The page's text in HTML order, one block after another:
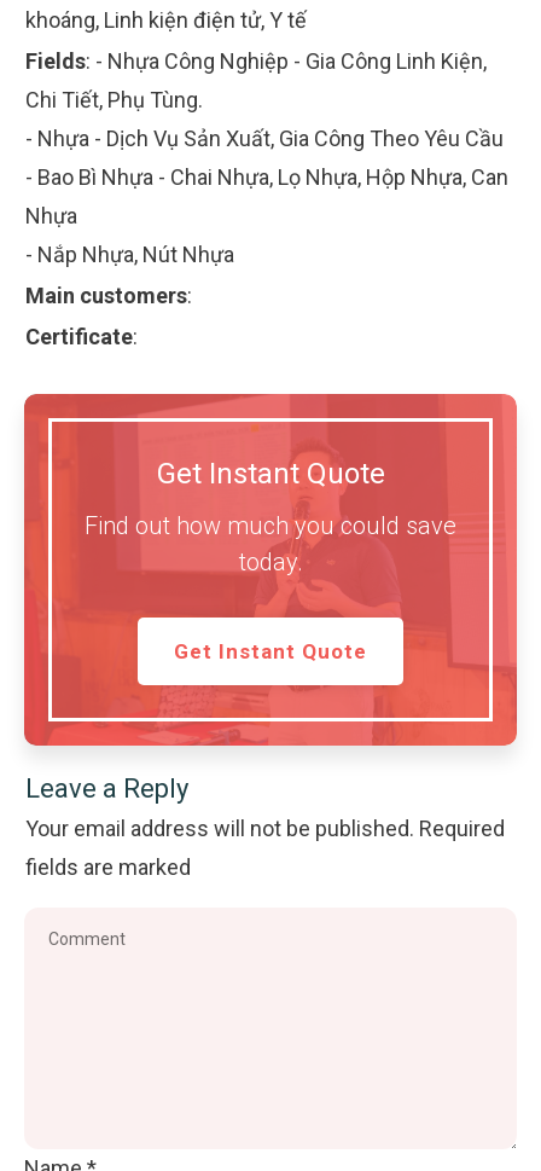
khoáng, Linh kiện điện tử, Y tế
Fields: - Nhựa Công Nghiệp - Gia Công Linh Kiện,
Chi Tiết, Phụ Tùng.
- Nhựa - Dịch Vụ Sản Xuất, Gia Công Theo Yêu Cầu
- Bao Bì Nhựa - Chai Nhựa, Lọ Nhựa, Hộp Nhựa, Can
Nhựa
- Nắp Nhựa, Nút Nhựa
Main customers:
Certificate:
Get Instant Quote
Find out how much you could save
today.
Get Instant Quote
Leave a Reply
Your email address will not be published. Required
fields are marked